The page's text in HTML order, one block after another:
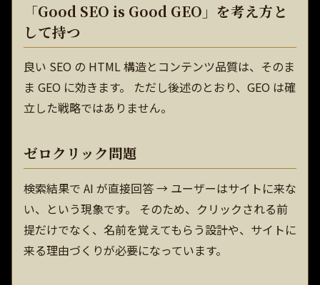
「Good SEO is Good GEO」を考え方と
して持つ
良い SEO の HTML 構造とコンテンツ品質は、そのま
ま GEO に効きます。 ただし後述のとおり、GEO は確
立した戦略ではありません。
ゼロクリック問題
検索結果で AI が直接回答 → ユーザーはサイトに来な
い、という現象です。 そのため、クリックされる前
提だけでなく、名前を覚えてもらう設計や、サイトに
来る理由づくりが必要になっています。